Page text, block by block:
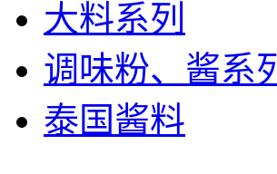
大料系列
调味粉、酱系
泰国酱料